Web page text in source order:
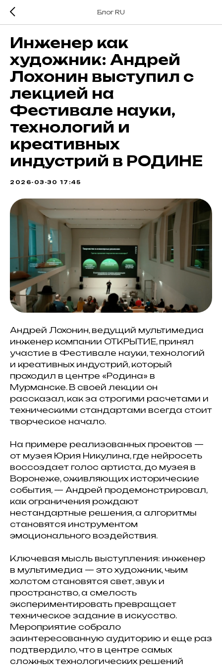
Блог RU
Инженер как
художник: Андрей
Лохонин выступил с
лекцией на
Фестивале науки,
технологий и
креативных
индустрий в РОДИНЕ
2026-03-30 17:45
Андрей Лохонин, ведущий мультимедиа
инженер компании ОТКРЫТИЕ, принял
участие в Фестивале науки, технологий
и креативных индустрий, который
проходил в центре «Родина» в
Мурманске. В своей лекции он
рассказал, как за строгими расчетами и
техническими стандартами всегда стоит
творческое начало.
На примере реализованных проектов —
от музея Юрия Никулина, где нейросеть
воссоздает голос артиста, до музея в
Воронеже, оживляющих исторические
события, — Андрей продемонстрировал,
как ограничения рождают
нестандартные решения, а алгоритмы
становятся инструментом
эмоционального воздействия.
Ключевая мысль выступления: инженер
в мультимедиа — это художник, чьим
холстом становятся свет, звук и
пространство, а смелость
экспериментировать превращает
техническое задание в искусство.
Мероприятие собрало
заинтересованную аудиторию и еще раз
подтвердило, что в центре самых
сложных технологических решений